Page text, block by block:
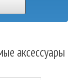
аксессуары